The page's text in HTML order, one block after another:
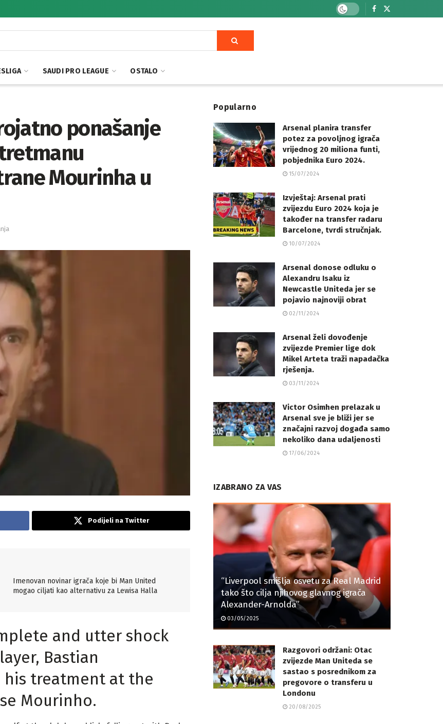
SAUDI PRO LEAGUE OSTALO
ponašanje
Mourinha u
Podijeli na Twitter
Imenovan novinar igrača koje bi Man United
mogao ciljati kao alternativu za Lewisa Halla
and utter shock
Bastian
his treatment at the
Mourinho.
Popularno
Arsenal planira transfer
potez za povoljnog igrača
vrijednog 20 miliona funti,
pobjednika Euro 2024.
15/07/2024
Izvještaj: Arsenal prati
zvijezdu Euro 2024 koja je
također na transfer radaru
Barcelone, tvrdi stručnjak.
10/07/2024
Arsenal donose odluku o
Alexandru Isaku iz
Newcastle Uniteda jer se
pojavio najnoviji obrat
02/11/2024
Arsenal želi dovođenje
zvijezde Premier lige dok
Mikel Arteta traži napadačka
rješenja.
03/11/2024
Victor Osimhen prelazak u
Arsenal sve je bliži jer se
značajni razvoj događa samo
nekoliko dana udaljenosti
17/06/2024
IZABRANO ZA VAS
“Liverpool smišlja osvetu za Real Madrid
tako što cilja njihovog glavnog igrača
Alexander-Arnolda”
03/05/2025
Razgovori održani: Otac
zvijezde Man Uniteda se
sastao s posrednikom za
pregovore o transferu u
Londonu
20/08/2025